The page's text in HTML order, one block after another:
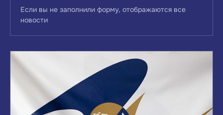
Если вы не заполнили форму, отображаются все
новости